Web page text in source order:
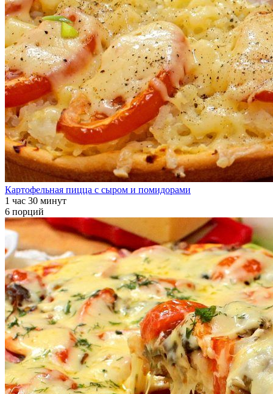
Картофельная пицца с сыром и помидорами
1 час 30 минут
6 порций